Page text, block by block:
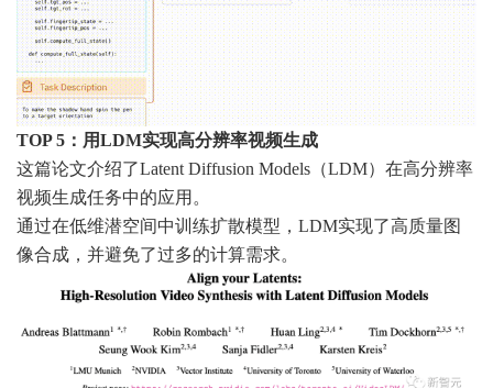
TOP 5：用LDM实现高分辨率视频生成
这篇论文介绍了Latent Diffusion Models（LDM）在高分辨率
视频生成任务中的应用。
通过在低维潜空间中训练扩散模型，LDM实现了高质量图
像合成，并避免了过多的计算需求。